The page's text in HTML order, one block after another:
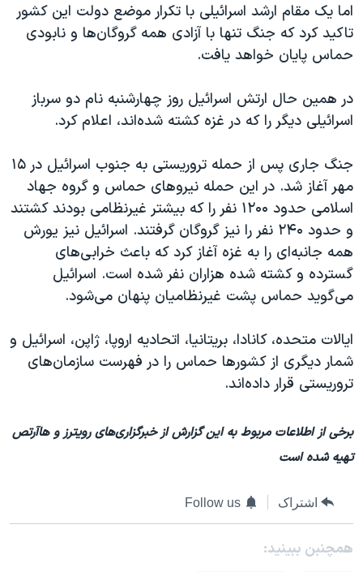
اما یک مقام ارشد اسرائیلی با تکرار موضع دولت این کشور
تاکید کرد که جنگ تنها با آزادی همه گروگان‌ها و نابودی
حماس پایان خواهد یافت.
در همین حال ارتش اسرائيل روز چهارشنبه نام دو سرباز
اسرائیلی دیگر را که در غزه کشته شده‌اند، اعلام کرد.
جنگ جاری پس از حمله تروریستی به جنوب اسرائيل در ۱۵
مهر آغاز شد. در این حمله نیروهای حماس و گروه جهاد
اسلامی حدود ۱۲۰۰ نفر را که بیشتر غیرنظامی بودند کشتند
و حدود ۲۴۰ نفر را نیز گروگان گرفتند. اسرائيل نیز یورش
همه جانبه‌ای را به غزه آغاز کرد که باعث خرابی‌های
گسترده و کشته شده هزاران نفر شده است. اسرائيل
می‌گوید حماس پشت غیرنظامیان پنهان می‌شود.
ایالات متحده، کانادا، بریتانیا، اتحادیه اروپا، ژاپن، اسرائیل و
شمار دیگری از کشورها حماس را در فهرست سازمان‌های
تروریستی قرار داده‌اند.
برخی از اطلاعات مربوط به این گزارش از خبرگزاری‌های رویترز و هاآرتص
تهیه شده است
اشتراک Follow us
همچنبن ببینید: